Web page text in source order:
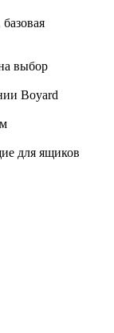
выбор
Boyard
для ящиков